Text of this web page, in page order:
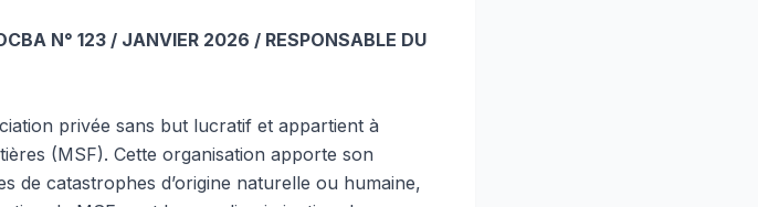
N° 123 / JANVIER 2026 / RESPONSABLE DU
privée sans but lucratif et appartient à
(MSF). Cette organisation apporte son
de catastrophes d’origine naturelle ou humaine,